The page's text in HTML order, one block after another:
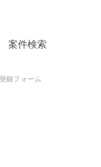
案件検索
登録フォーム